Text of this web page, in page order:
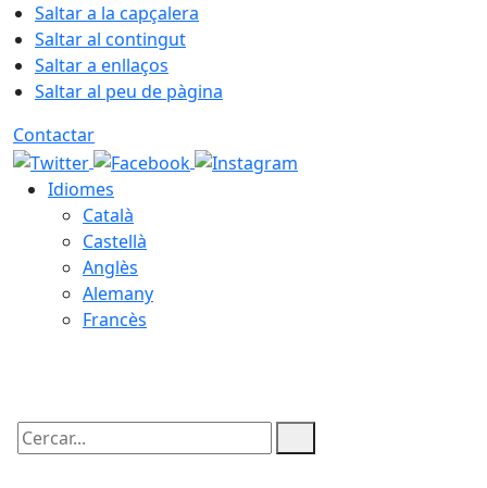
Saltar a la capçalera
Saltar al contingut
Saltar a enllaços
Saltar al peu de pàgina
Contactar
Idiomes
Català
Castellà
Anglès
Alemany
Francès
Cercar: